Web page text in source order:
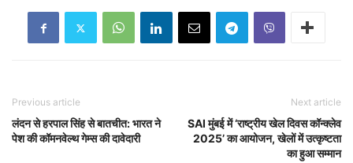
Previous article
लंदन से हरपाल सिंह से बातचीत: भारत ने
पेश की कॉमनवेल्थ गेम्स की दावेदारी
Next article
SAI मुंबई में ‘राष्ट्रीय खेल दिवस कॉन्क्लेव
2025’ का आयोजन, खेलों में उत्कृष्टता
का हुआ सम्मान